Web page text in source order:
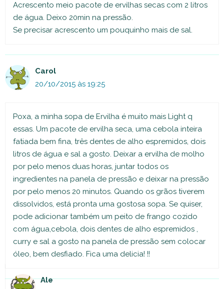
Acrescento meio pacote de ervilhas secas com 2 litros
de água. Deixo 20min na pressão.
Se precisar acrescento um pouquinho mais de sal.
Carol
20/10/2015 às 19:25
Poxa, a minha sopa de Ervilha é muito mais Light q
essas. Um pacote de ervilha seca, uma cebola inteira
fatiada bem fina, três dentes de alho espremidos, dois
litros de água e sal a gosto. Deixar a ervilha de molho
por pelo menos duas horas, juntar todos os
ingredientes na panela de pressão e deixar na pressão
por pelo menos 20 minutos. Quando os grãos tiverem
dissolvidos, está pronta uma gostosa sopa. Se quiser,
pode adicionar também um peito de frango cozido
com água,cebola, dois dentes de alho espremidos ,
curry e sal a gosto na panela de pressão sem colocar
óleo, bem desfiado. Fica uma delicia! !!
Ale